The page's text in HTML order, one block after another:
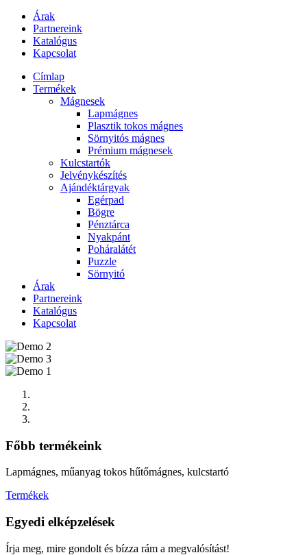
Árak
Partnereink
Katalógus
Kapcsolat
Címlap
Termékek
Mágnesek
Lapmágnes
Plasztik tokos mágnes
Sörnyitós mágnes
Prémium mágnesek
Kulcstartók
Jelvénykészítés
Ajándéktárgyak
Egérpad
Bögre
Pénztárca
Nyakpánt
Poháralátét
Puzzle
Sörnyitó
Árak
Partnereink
Katalógus
Kapcsolat
Főbb termékeink
Lapmágnes, műanyag tokos hűtőmágnes, kulcstartó
Termékek
Egyedi elképzelések
Írja meg, mire gondolt és bízza rám a megvalósítást!